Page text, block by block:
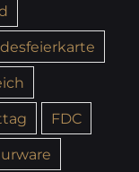
FDC